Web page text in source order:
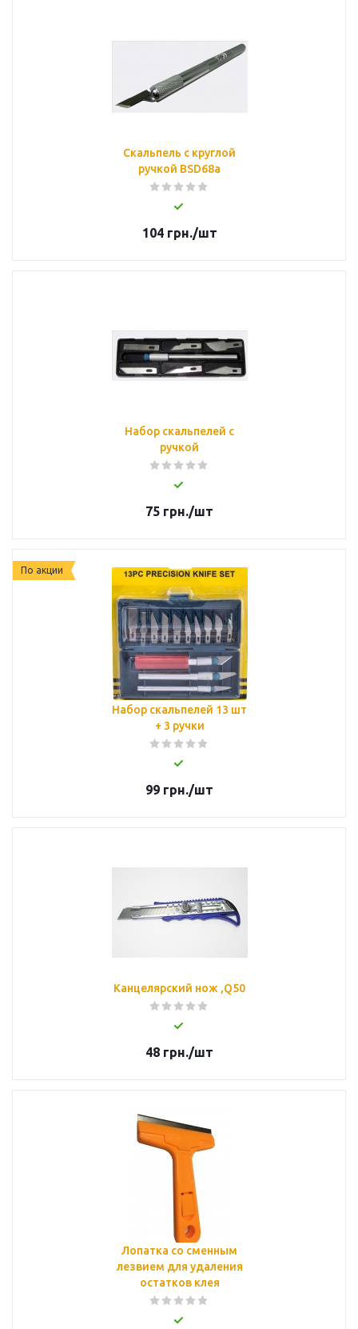
Скальпель с круглой
ручкой BSD68a
104грн./шт
Набор скальпелей с
ручкой
75 грн./шт
По акции
Набор скальпелей 13 шт
+ 3 ручки
99 грн./шт
Канцелярский нож ,Q50
48 грн./шт
Лопатка со сменным
лезвием для удаления
остатков клея